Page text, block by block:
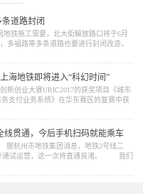
道路封闭
地铁施工需要，北大街解放路口将于6月
多福路等多条道路也要进行封闭改造，
闭施工。施工期间，路口禁止一切车辆通
一路、北肖墙。 多福路（规划摄乐街
30日进行改造施工，施工期间，施工路
海地铁即将进入“科幻时间”
新创业大赛URIC2017的获奖项目《城市
务支付业务系统》在华东赛区的复赛中获
单位是上海申通地铁集团。 我们今天
中的“Metro大都会...
线贯通，今后手机扫码就能乘车
杭州市地铁集团消息，地铁2号线二
通试运营，这一次将直通良渚。 我们